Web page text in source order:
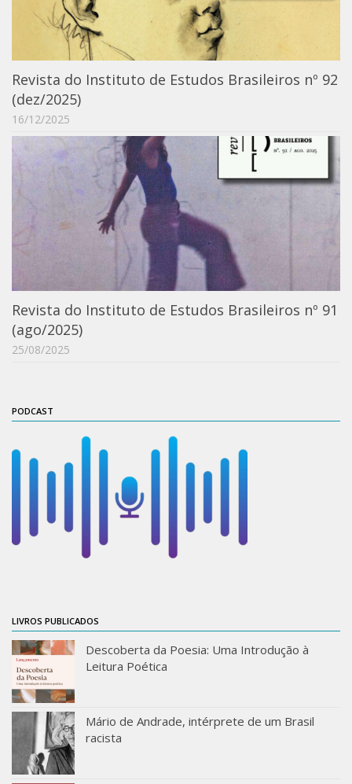
Moraes Silva
Portais
Educação em Fronteiras
Portal de Literatura de Cordel
Plataforma Modernismo
Ver – Anita Malfatti
Novos Projetos
Manuel Correia de Andrade
Graduação
Sobre a Graduação
Disciplinas
2° semestre
Aluno Especial
Ingresso – Processo Seletivo
Formulários – Requerimentos
Matrícula
Depósito da Dissertação
Dissertação Corrigida
Orientadores / Credenciamentos
Orientadores
Credenciamento / Recredenciamento de Orientador
Revista do Instituto de Estudos Brasileiros nº 92
(dez/2025)
16/12/2025
Revista do Instituto de Estudos Brasileiros nº 91
(ago/2025)
25/08/2025
PODCAST
LIVROS PUBLICADOS
Descoberta da Poesia: Uma Introdução à
Leitura Poética
Mário de Andrade, intérprete de um Brasil
racista